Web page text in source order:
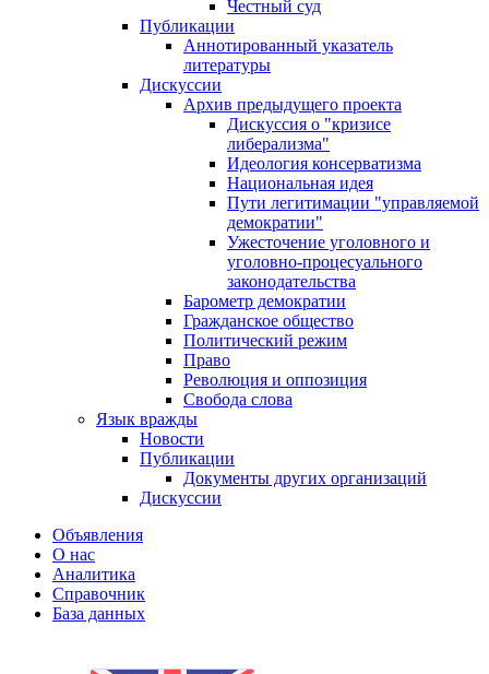
Честный суд
Публикации
Аннотированный указатель
литературы
Дискуссии
Архив предыдущего проекта
Дискуссия о "кризисе
либерализма"
Идеология консерватизма
Национальная идея
Пути легитимации "управляемой
демократии"
Ужесточение уголовного и
уголовно-процесуального
законодательства
Барометр демократии
Гражданское общество
Политический режим
Право
Революция и оппозиция
Свобода слова
Язык вражды
Новости
Публикации
Документы других организаций
Дискуссии
Объявления
О нас
Аналитика
Справочник
База данных